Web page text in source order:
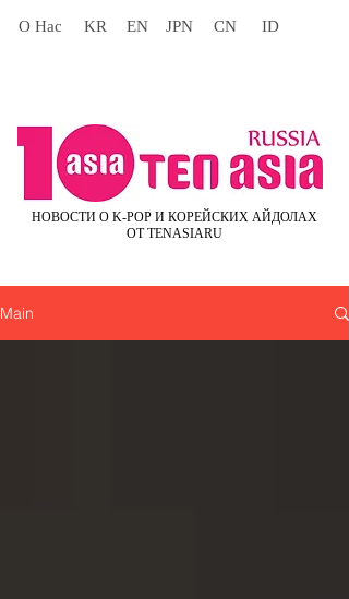
О Нас KR EN JPN CN ID
НОВОСТИ О K-POP И КОРЕЙСКИХ АЙДОЛАХ
ОТ TENASIARU
Main